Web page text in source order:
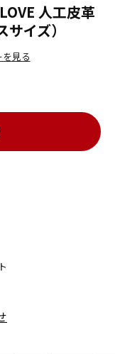
人工皮革
イズ）
を見る